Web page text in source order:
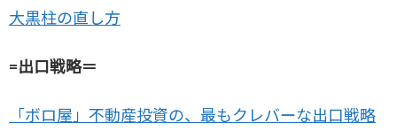
大黒柱の直し方
=出口戦略＝
「ボロ屋」不動産投資の、最もクレバーな出口戦略